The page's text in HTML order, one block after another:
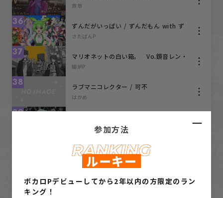
罪草
36
ずんだがいっぱい / ずんだもん with ず
んだホライずん全員集合
さたぱんP
37
マリオネットの白い箱。 Vo.鏡音レン・
リン
暖炉P
38 ラブマニコレクター / 可不
はかめ
39
前線 / zensen
春のうた / Q’nel feat. ...
Q‘nel
春愁ハートシグナル / すぅぅぅ feat.初
音ミク
参加方法
ルーキー
ボカロPデビューしてから2年以内の方限定のラン
キング！